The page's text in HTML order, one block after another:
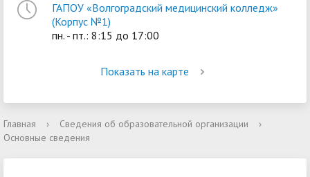
ГАПОУ «Волгоградский медицинский колледж»
(Корпус №1)
пн. - пт.: 8:15 до 17:00
Показать на карте
Главная › Сведения об образовательной организации
›
Основные сведения